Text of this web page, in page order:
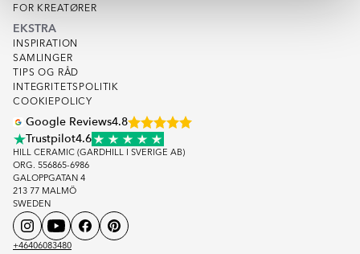
FOR KREATØRER
EKSTRA
INSPIRATION
SAMLINGER
TIPS OG RÅD
INTEGRITETSPOLITIK
COOKIEPOLICY
Google Reviews4.8
Trustpilot4.6
HILL CERAMIC (GARDHILL I SVERIGE AB)
ORG. 556865-6986
GALOPPGATAN 4
213 77 MALMÖ
SWEDEN
+46406083480